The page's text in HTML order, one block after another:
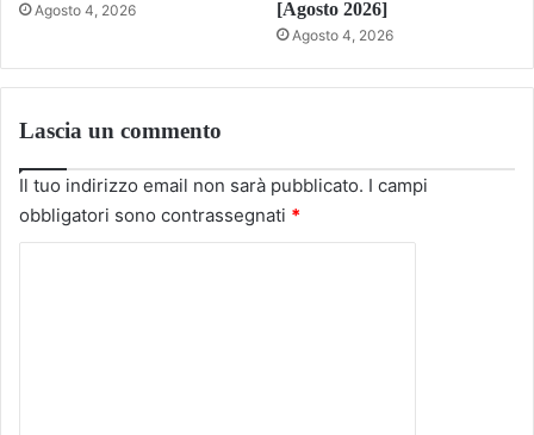
Agosto 4, 2026 [Agosto 2026]
Agosto 4, 2026
Lascia un commento
Il tuo indirizzo email non sarà pubblicato. I campi
obbligatori sono contrassegnati *